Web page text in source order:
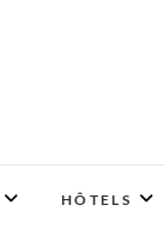
HÔTELS